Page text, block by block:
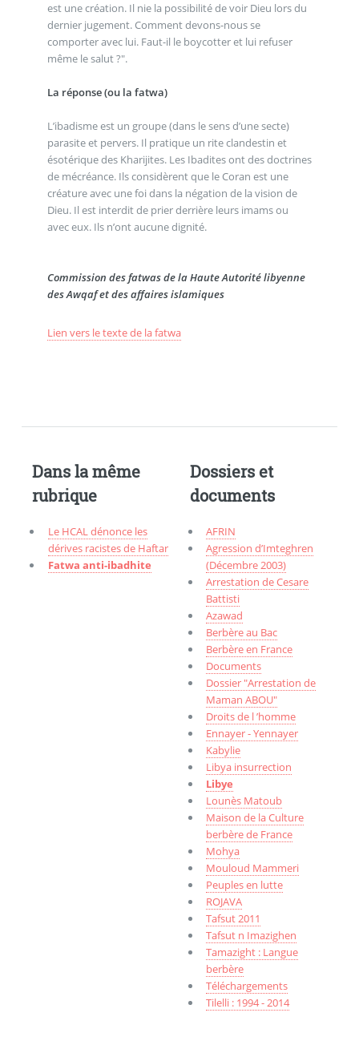
est une création. Il nie la possibilité de voir Dieu lors du
dernier jugement. Comment devons-nous se
comporter avec lui. Faut-il le boycotter et lui refuser
même le salut ?".
La réponse (ou la fatwa)
L’ibadisme est un groupe (dans le sens d’une secte)
parasite et pervers. Il pratique un rite clandestin et
ésotérique des Kharijites. Les Ibadites ont des doctrines
de mécréance. Ils considèrent que le Coran est une
créature avec une foi dans la négation de la vision de
Dieu. Il est interdit de prier derrière leurs imams ou
avec eux. Ils n’ont aucune dignité.
Commission des fatwas de la Haute Autorité libyenne
des Awqaf et des affaires islamiques
Lien vers le texte de la fatwa
Dans la même
rubrique
Le HCAL dénonce les
dérives racistes de Haftar
Fatwa anti-ibadhite
Dossiers et
documents
AFRIN
Agression d’Imteghren
(Décembre 2003)
Arrestation de Cesare
Battisti
Azawad
Berbère au Bac
Berbère en France
Documents
Dossier "Arrestation de
Maman ABOU"
Droits de l ’homme
Ennayer - Yennayer
Kabylie
Libya insurrection
Libye
Lounès Matoub
Maison de la Culture
berbère de France
Mohya
Mouloud Mammeri
Peuples en lutte
ROJAVA
Tafsut 2011
Tafsut n Imazighen
Tamazight : Langue
berbère
Téléchargements
Tilelli : 1994 - 2014